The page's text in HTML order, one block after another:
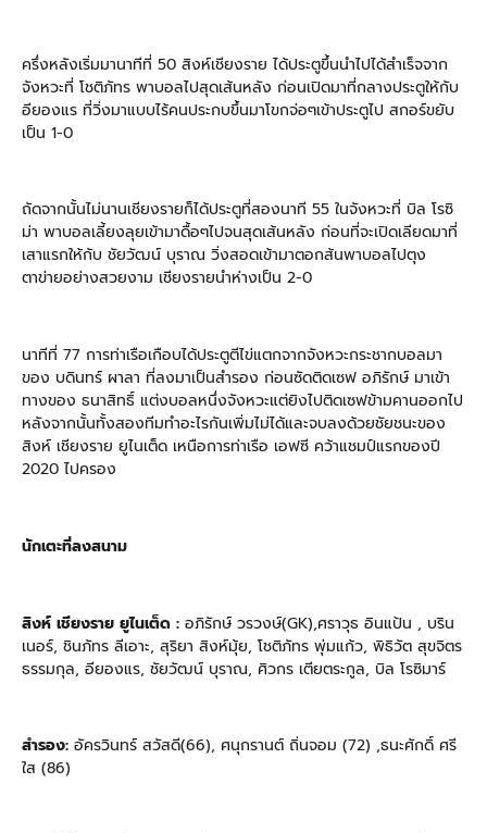
ครึ่งหลังเริ่มมานาทีที่ 50 สิงห์เชียงราย ได้ประตูขึ้นนำไปได้สำเร็จจาก
จังหวะที่ โชติภัทร พาบอลไปสุดเส้นหลัง ก่อนเปิดมาที่กลางประตูให้กับ
อียองแร ที่วิ่งมาแบบไร้คนประกบขึ้นมาโขกจ่อๆเข้าประตูไป สกอร์ขยับ
เป็น 1-0
ถัดจากนั้นไม่นานเชียงรายก็ได้ประตูที่สองนาที 55 ในจังหวะที่ บิล โรซิ
ม่า พาบอลเลี้ยงลุยเข้ามาดื้อๆไปจนสุดเส้นหลัง ก่อนที่จะเปิดเลียดมาที่
เสาแรกให้กับ ชัยวัฒน์ บุราณ วิ่งสอดเข้ามาตอกส้นพาบอลไปตุง
ตาข่ายอย่างสวยงาม เชียงรายนำห่างเป็น 2-0
นาทีที่ 77 การท่าเรือเกือบได้ประตูตีไข่แตกจากจังหวะกระชากบอลมา
ของ บดินทร์ ผาลา ที่ลงมาเป็นสำรอง ก่อนซัดติดเซฟ อภิรักษ์ มาเข้า
ทางของ ธนาสิทธิ์ แต่งบอลหนึ่งจังหวะแต่ยิงไปติดเซฟข้ามคานออกไป
หลังจากนั้นทั้งสองทีมทำอะไรกันเพิ่มไม่ได้และจบลงด้วยชัยชนะของ
สิงห์ เชียงราย ยูไนเต็ด เหนือการท่าเรือ เอฟซี คว้าแชมป์แรกของปี
2020 ไปครอง
นักเตะที่ลงสนาม
สิงห์ เชียงราย ยูไนเต็ด : อภิรักษ์ วรวงษ์(GK),ศราวุธ อินแป้น , บริน
เนอร์, ชินภัทร ลีเอาะ, สุริยา สิงห์มุ้ย, โชติภัทร พุ่มแก้ว, พิธิวัต สุขจิตร
ธรรมกุล, อียองแร, ชัยวัฒน์ บุราณ, ศิวกร เตียตระกูล, บิล โรซิมาร์
สำรอง: อัครวินทร์ สวัสดี(66), ศนุกรานต์ ถิ่นจอม (72) ,ธนะศักดิ์ ศรี
ใส (86)